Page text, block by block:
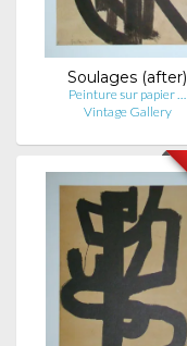
Soulages (after)
Peinture sur papier …
Vintage Gallery